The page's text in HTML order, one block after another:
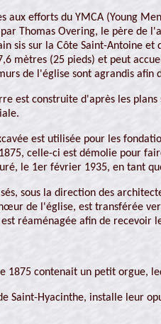
aux efforts du YMCA (Young
Thomas Overing, le père de
sis sur la Côte Saint-Antoine
mètres (25 pieds) et peut
de l'église sont agrandis
est construite d'après les
est utilisée pour les
celle-ci est démolie pour
le 1er février 1935, en tant
sous la direction des
de l'église, est transférée
réaménagée afin de recevoir
1875 contenait un petit orgue,
Saint-Hyacinthe, installe leur